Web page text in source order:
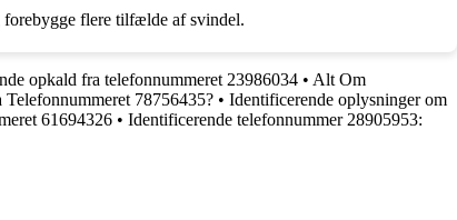
forebygge flere tilfælde af svindel.
opkald fra telefonnummeret 23986034 • Alt Om
78756435? • Identificerende oplysninger om
61694326 • Identificerende telefonnummer 28905953: